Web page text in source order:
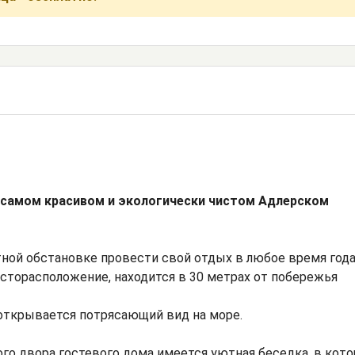
красивом и экологически чистом Адлерском
обстановке провести свой отдых в любое время
находится в 30 метрах от побережья
потрясающий вид на море.